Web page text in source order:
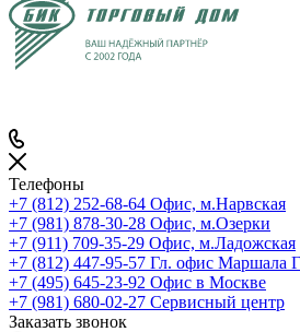
Телефоны
+7 (812) 252-68-64 Офис, м.Нарвская
+7 (981) 878-30-28 Офис, м.Озерки
+7 (911) 709-35-29 Офис, м.Ладожская
+7 (812) 447-95-57 Гл. офис Маршала
+7 (495) 645-23-92 Офис в Москве
+7 (981) 680-02-27 Сервисный центр
Заказать звонок